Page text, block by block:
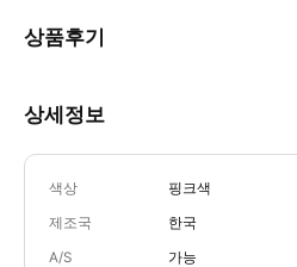
상품후기
상세정보
색상 핑크색
제조국 한국
A/S 가능